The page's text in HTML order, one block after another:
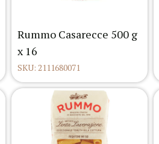
Rummo Casarecce 500 g
x 16
SKU: 2111680071